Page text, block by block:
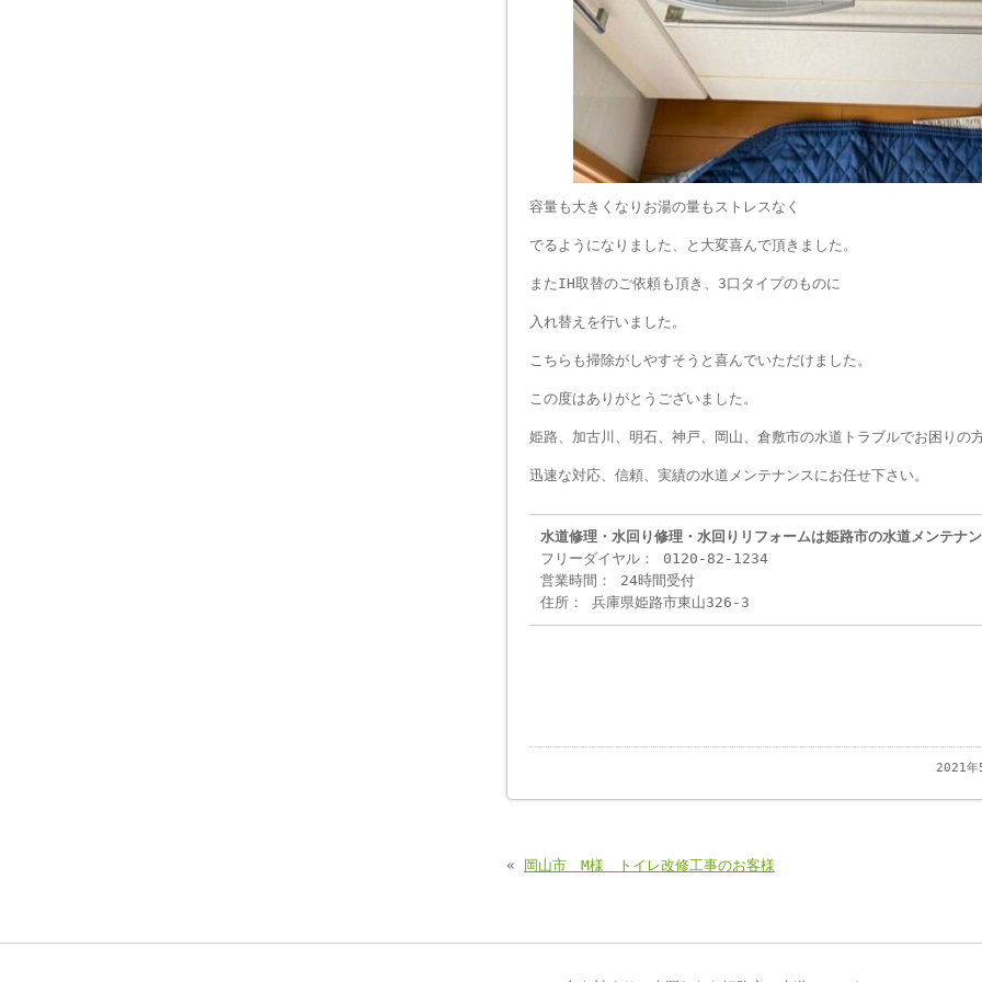
容量も大きくなりお湯の量もストレスなく
でるようになりました、と大変喜んで頂きました。
またIH取替のご依頼も頂き、3口タイプのものに
入れ替えを行いました。
こちらも掃除がしやすそうと喜んでいただけました。
この度はありがとうございました。
姫路、加古川、明石、神戸、岡山、倉敷市の水道トラブルでお困りの
迅速な対応、信頼、実績の水道メンテナンスにお任せ下さい。
水道修理・水回り修理・水回りリフォームは姫路市の水道メンテナ
フリーダイヤル： 0120-82-1234
営業時間： 24時間受付
住所： 兵庫県姫路市東山326-3
2021
« 岡山市 M様 トイレ改修工事のお客様